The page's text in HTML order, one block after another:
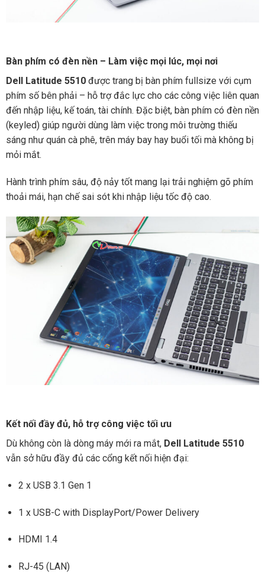
Bàn phím có đèn nền – Làm việc mọi lúc, mọi nơi
Dell Latitude 5510được trang bị bàn phím fullsize với cụm
phím số bên phải – hỗ trợ đắc lực cho các công việc liên quan
đến nhập liệu, kế toán, tài chính. Đặc biệt, bàn phím có đèn nền
(keyled) giúp người dùng làm việc trong môi trường thiếu
sáng như quán cà phê, trên máy bay hay buổi tối mà không bị
mỏi mắt.
Hành trình phím sâu, độ nảy tốt mang lại trải nghiệm gõ phím
thoải mái, hạn chế sai sót khi nhập liệu tốc độ cao.
Kết nối đầy đủ, hỗ trợ công việc tối ưu
Dù không còn là dòng máy mới ra mắt, Dell Latitude 5510
vẫn sở hữu đầy đủ các cổng kết nối hiện đại:
2 x USB 3.1 Gen 1
1 x USB-C with DisplayPort/Power Delivery
HDMI 1.4
RJ-45 (LAN)